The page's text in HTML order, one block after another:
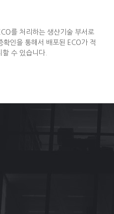
를 처리하는 생산기술 부서로
확인을 통해서 배포된 ECO가 적
수 있습니다.